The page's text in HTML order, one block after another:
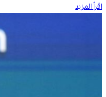
اقرأ المزيد